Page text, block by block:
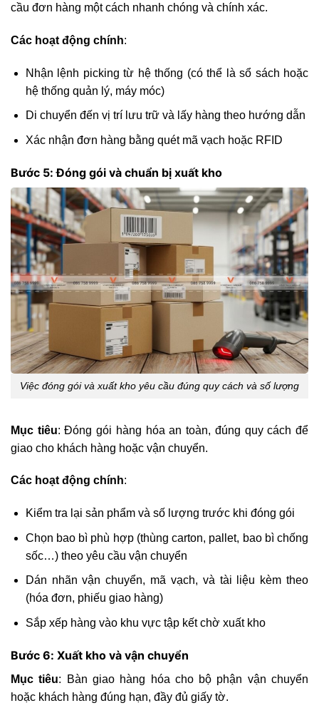
cầu đơn hàng một cách nhanh chóng và chính xác.
Các hoạt động chính:
Nhận lệnh picking từ hệ thống (có thể là sổ sách hoặc
hệ thống quản lý, máy móc)
Di chuyển đến vị trí lưu trữ và lấy hàng theo hướng dẫn
Xác nhận đơn hàng bằng quét mã vạch hoặc RFID
Bước 5: Đóng gói và chuẩn bị xuất kho
Việc đóng gói và xuất kho yêu cầu đúng quy cách và số lượng
Mục tiêu: Đóng gói hàng hóa an toàn, đúng quy cách để
giao cho khách hàng hoặc vận chuyển.
Các hoạt động chính:
Kiểm tra lại sản phẩm và số lượng trước khi đóng gói
Chọn bao bì phù hợp (thùng carton, pallet, bao bì chống
sốc…) theo yêu cầu vận chuyển
Dán nhãn vận chuyển, mã vạch, và tài liệu kèm theo
(hóa đơn, phiếu giao hàng)
Sắp xếp hàng vào khu vực tập kết chờ xuất kho
Bước 6: Xuất kho và vận chuyển
Mục tiêu: Bàn giao hàng hóa cho bộ phận vận chuyển
hoặc khách hàng đúng hạn, đầy đủ giấy tờ.